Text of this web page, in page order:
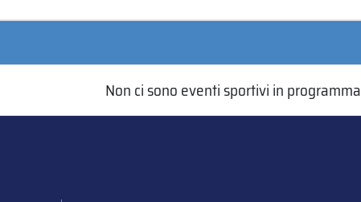
Non ci sono eventi sportivi in programma